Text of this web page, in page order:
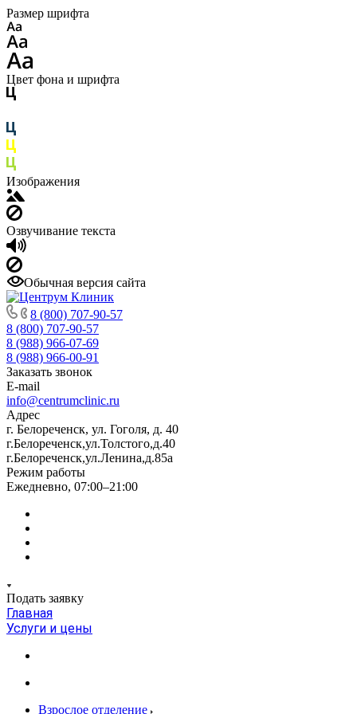
Размер шрифта
Цвет фона и шрифта
Изображения
Озвучивание текста
Обычная версия сайта
8 (800) 707-90-57
8 (800) 707-90-57
8 (988) 966-07-69
8 (988) 966-00-91
Заказать звонок
E-mail
info@centrumclinic.ru
Адрес
г. Белореченск, ул. Гоголя, д. 40
г.Белореченск,ул.Толстого,д.40
г.Белореченск,ул.Ленина,д.85а
Режим работы
Ежедневно, 07:00–21:00
Подать заявку
Главная
Услуги и цены
Взрослое отделение